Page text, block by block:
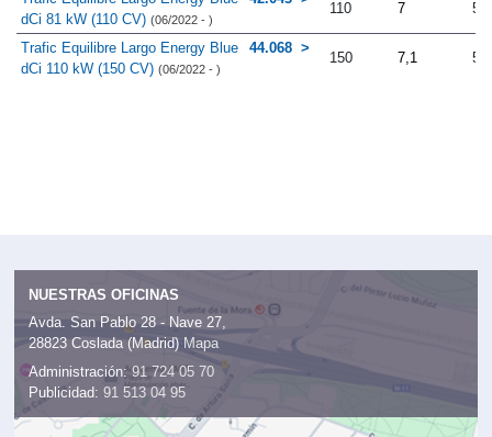
dCi 81 kW (110 CV) (06/2022 - )
110 7
Trafic Equilibre Largo Energy Blue
dCi 110 kW (150 CV) (06/2022 - )
44.068
150 7,1
NUESTRAS OFICINAS
Avda. San Pablo 28 - Nave 27,
28823 Coslada (Madrid) Mapa
Administración: 91 724 05 70
Publicidad: 91 513 04 95